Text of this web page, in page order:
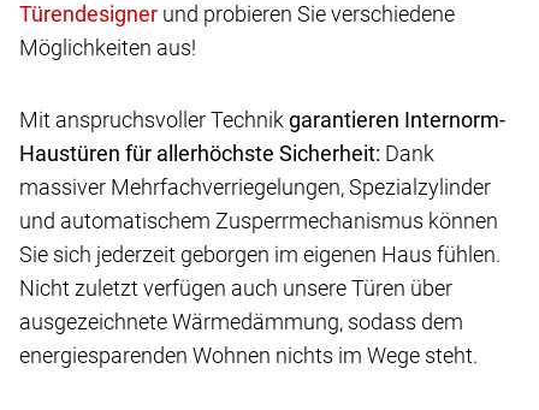
und probieren Sie verschiedene
Möglichkeiten aus!
Mit anspruchsvoller Technik garantieren Internorm-
Haustüren für allerhöchste Sicherheit: Dank
massiver Mehrfachverriegelungen, Spezialzylinder
und automatischem Zusperrmechanismus können
Sie sich jederzeit geborgen im eigenen Haus fühlen.
Nicht zuletzt verfügen auch unsere Türen über
ausgezeichnete Wärmedämmung, sodass dem
energiesparenden Wohnen nichts im Wege steht.